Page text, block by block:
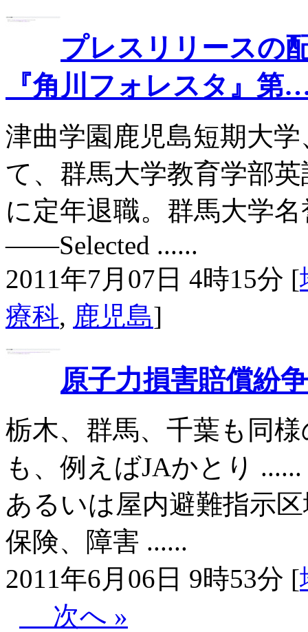
プレスリリースの
『角川フォレスタ』第
津曲学園鹿児島短期大
て、群馬大学教育学部
に定年退職。群馬大学
――Selected ......
2011年7月07日 4時15分 [
療科, 鹿児島]
原子力損害賠償紛
栃木、群馬、千葉も同
も、例えばJAかとり
あるいは屋内避難指示
保険、障害 ......
2011年6月06日 9時53分 [
次へ »